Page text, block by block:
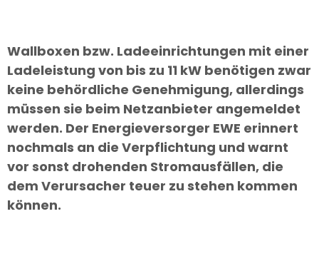
Wallboxen bzw. Ladeeinrichtungen mit einer
Ladeleistung von bis zu 11 kW benötigen zwar
keine behördliche Genehmigung, allerdings
müssen sie beim Netzanbieter angemeldet
werden. Der Energieversorger EWE erinnert
nochmals an die Verpflichtung und warnt
vor sonst drohenden Stromausfällen, die
dem Verursacher teuer zu stehen kommen
können.